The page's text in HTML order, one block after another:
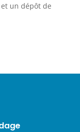
un dépôt de